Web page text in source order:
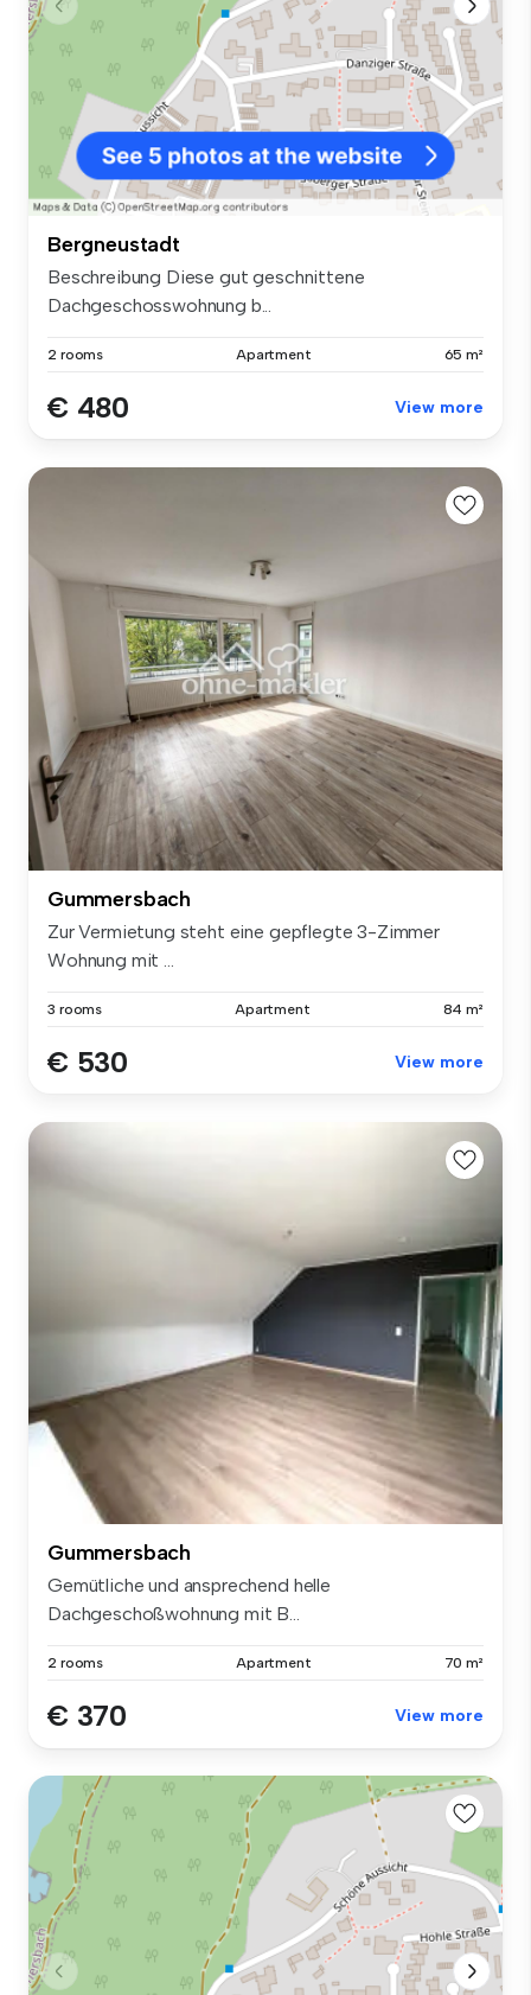
Bergneustadt
Beschreibung Diese gut geschnittene
Dachgeschosswohnung b...
2 rooms Apartment 65 m²
€ 480 View more
Gummersbach
Zur Vermietung steht eine gepflegte 3-Zimmer
Wohnung mit ...
3 rooms Apartment 84 m²
€ 530 View more
Gummersbach
Gemütliche und ansprechend helle
Dachgeschoßwohnung mit B...
2 rooms Apartment 70 m²
€ 370 View more